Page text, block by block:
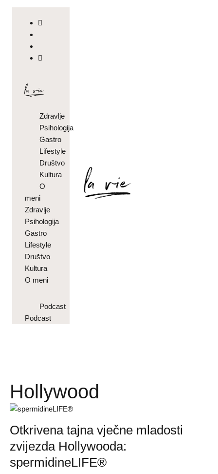
Zdravlje
Psihologija
Gastro
Lifestyle
Društvo
Kultura
O
meni
Zdravlje
Psihologija
Gastro
Lifestyle
Društvo
Kultura
O meni
Podcast
Podcast
Hollywood
Otkrivena tajna vječne mladosti
zvijezda Hollywooda:
spermidineLIFE®